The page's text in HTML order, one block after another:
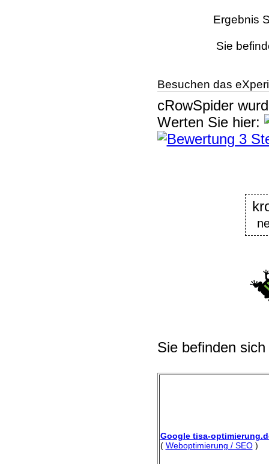
Ergebnis
Sie
Besuchen das
cRowSpider
Werten Sie hier:
Sie befinden
Google tisa-
( Weboptimierung / SEO)